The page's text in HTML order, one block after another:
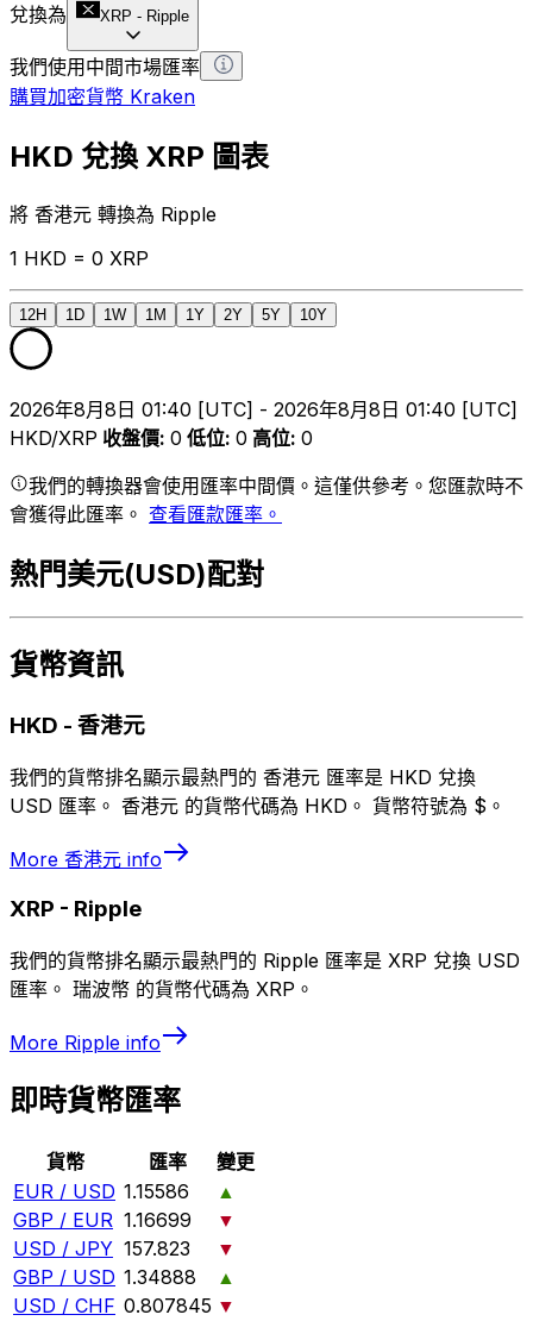
兌換為
XRP - Ripple
我們使用中間市場匯率
購買加密貨幣 Kraken
HKD 兌換 XRP 圖表
將 香港元 轉換為 Ripple
1 HKD = 0 XRP
12H 1D 1W 1M 1Y 2Y 5Y 10Y
2026年8月8日 01:40 [UTC] - 2026年8月8日 01:40 [UTC]
HKD/XRP 收盤價: 0 低位: 0 高位: 0
我們的轉換器會使用匯率中間價。這僅供參考。您匯款時不
會獲得此匯率。 查看匯款匯率。
熱門美元(USD)配對
貨幣資訊
HKD - 香港元
我們的貨幣排名顯示最熱門的 香港元 匯率是 HKD 兌換
USD 匯率。 香港元 的貨幣代碼為 HKD。 貨幣符號為 $。
More 香港元 info
XRP - Ripple
我們的貨幣排名顯示最熱門的 Ripple 匯率是 XRP 兌換 USD
匯率。 瑞波幣 的貨幣代碼為 XRP。
More Ripple info
即時貨幣匯率
貨幣 匯率
變更
EUR / USD 1.15586
▲
GBP / EUR 1.16699
▼
USD / JPY 157.823
▼
GBP / USD 1.34888
▲
USD / CHF 0.807845 ▼